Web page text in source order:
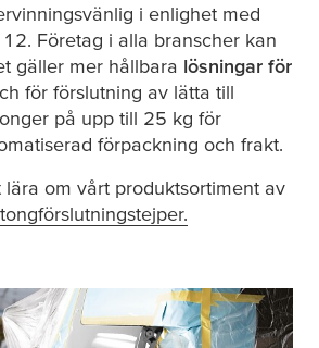
i enlighet med
12. Företag i alla branscher kan
gäller mer hållbara lösningar för
för förslutning av lätta till
på upp till 25 kg för
förpackning och frakt.
lära om vårt produktsortiment av